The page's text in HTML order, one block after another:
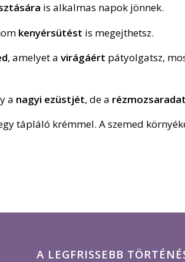
is alkalmas napok jönnek.
kenyérsütést is megejthetsz.
, amelyet a virágáért pátyolgatsz,
a nagyi ezüstjét, de a rézmozsaradat
tápláló krémmel. A szemed
A LEGFRISSEBB